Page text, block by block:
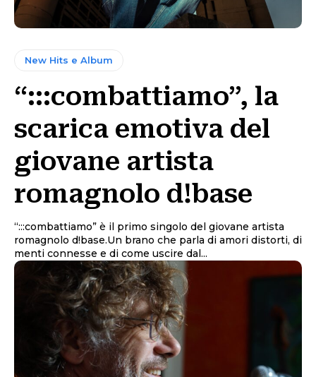
New Hits e Album
“:::combattiamo”, la
scarica emotiva del
giovane artista
romagnolo d!base
“:::combattiamo” è il primo singolo del giovane artista
romagnolo d!base.Un brano che parla di amori distorti, di
menti connesse e di come uscire dal...